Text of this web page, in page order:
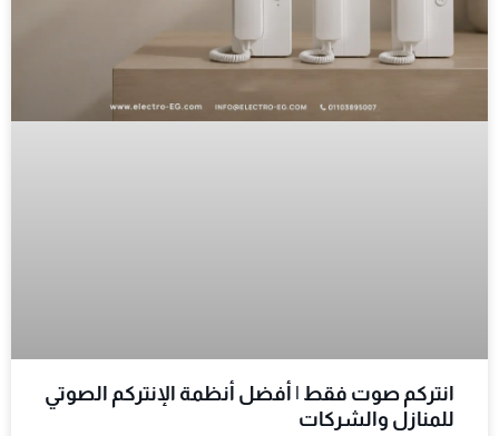
انتركم صوت فقط | أفضل أنظمة الإنتركم الصوتي
للمنازل والشركات